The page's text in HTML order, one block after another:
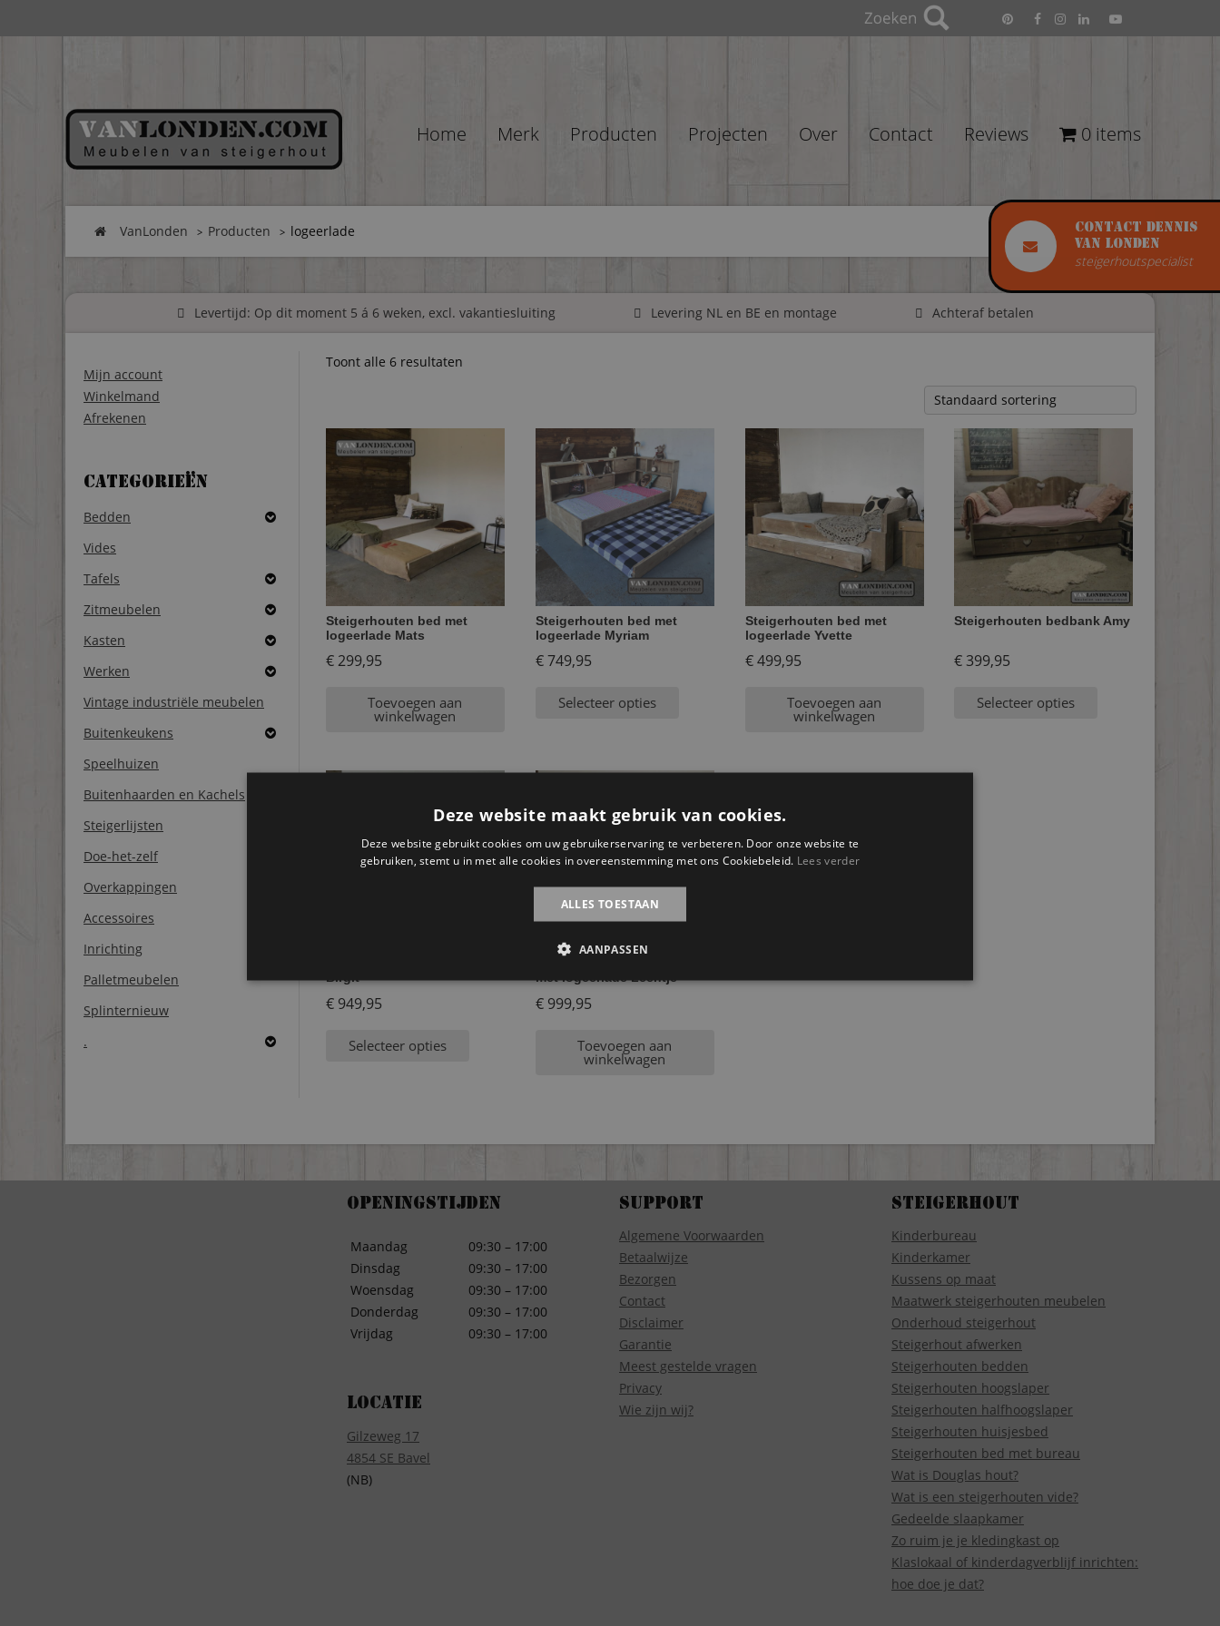
Contact Dennis
van Londen
steigerhoutspecialist
Home Merk Producten Projecten Over Contact Reviews 0 items
VanLonden Producten logeerlade
Levertijd: Op dit moment 5 á 6 weken, excl. vakantiesluiting Levering NL en BE en montage Achteraf betalen
Mijn account
Winkelmand
Afrekenen
Categorieën
Bedden
Vides
Tafels
Zitmeubelen
Kasten
Werken
Vintage industriële meubelen
Buitenkeukens
Speelhuizen
Buitenhaarden en Kachels
Steigerlijsten
Doe-het-zelf
Overkappingen
Accessoires
Inrichting
Palletmeubelen
Splinternieuw
.
Toont alle 6 resultaten
Steigerhouten bed met
logeerlade Mats
€299,95
Toevoegen aan
winkelwagen
Steigerhouten bed met
logeerlade Myriam
€749,95
Selecteer opties
Steigerhouten bed met
logeerlade Yvette
€499,95
Toevoegen aan
winkelwagen
Steigerhouten bedbank Amy
€399,95
Selecteer opties
Birgit
€949,95
Selecteer opties
met logeerlade Leentje
€999,95
Toevoegen aan
winkelwagen
Openingstijden
Maandag
Dinsdag
Woensdag
Donderdag
Vrijdag
09:30 – 17:00
09:30 – 17:00
09:30 – 17:00
09:30 – 17:00
09:30 – 17:00
Locatie
Gilzeweg 17
4854 SE Bavel
(NB)
Support
Algemene Voorwaarden
Betaalwijze
Bezorgen
Contact
Disclaimer
Garantie
Meest gestelde vragen
Privacy
Wie zijn wij?
Steigerhout
Kinderbureau
Kinderkamer
Kussens op maat
Maatwerk steigerhouten meubelen
Onderhoud steigerhout
Steigerhout afwerken
Steigerhouten bedden
Steigerhouten hoogslaper
Steigerhouten halfhoogslaper
Steigerhouten huisjesbed
Steigerhouten bed met bureau
Wat is Douglas hout?
Wat is een steigerhouten vide?
Gedeelde slaapkamer
Zo ruim je je kledingkast op
Klaslokaal of kinderdagverblijf inrichten:
hoe doe je dat?
Deze website maakt gebruik van cookies.
Deze website gebruikt cookies om uw gebruikerservaring te verbeteren. Door onze website te
gebruiken, stemt u in met alle cookies in overeenstemming met ons Cookiebeleid. Lees verder
ALLES TOESTAAN
AANPASSEN